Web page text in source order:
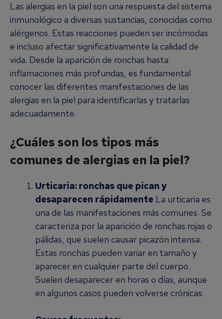
Las alergias en la piel son una respuesta del sistema
inmunológico a diversas sustancias, conocidas como
alérgenos. Estas reacciones pueden ser incómodas
e incluso afectar significativamente la calidad de
vida. Desde la aparición de ronchas hasta
inflamaciones más profundas, es fundamental
conocer las diferentes manifestaciones de las
alergias en la piel para identificarlas y tratarlas
adecuadamente.
¿Cuáles son los tipos más
comunes de alergias en la piel?
Urticaria: ronchas que pican y
desaparecen rápidamente La urticaria es
una de las manifestaciones más comunes. Se
caracteriza por la aparición de ronchas rojas o
pálidas, que suelen causar picazón intensa.
Estas ronchas pueden variar en tamaño y
aparecer en cualquier parte del cuerpo.
Suelen desaparecer en horas o días, aunque
en algunos casos pueden volverse crónicas.